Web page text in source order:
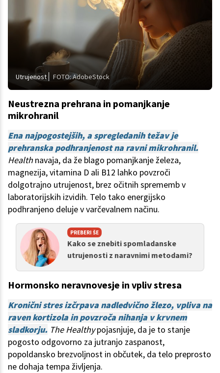
Utrujenost FOTO: AdobeStock
Neustrezna prehrana in pomanjkanje
mikrohranil
Ena najpogostejših, a spregledanih težav je
prehranska podhranjenost na ravni mikrohranil.
Health navaja, da že blago pomanjkanje železa,
magnezija, vitamina D ali B12 lahko povzroči
dolgotrajno utrujenost, brez očitnih sprememb v
laboratorijskih izvidih. Telo tako energijsko
podhranjeno deluje v varčevalnem načinu.
PREBERI ŠE
Kako se znebiti spomladanske
utrujenosti z naravnimi metodami?
Hormonsko neravnovesje in vpliv stresa
Kronični stres izčrpava nadledvično žlezo, vpliva na
raven kortizola in povzroča nihanja v krvnem
sladkorju. The Healthypojasnjuje, da je to stanje
pogosto odgovorno za jutranjo zaspanost,
popoldansko brezvoljnost in občutek, da telo preprosto
ne dohaja tempa življenja.